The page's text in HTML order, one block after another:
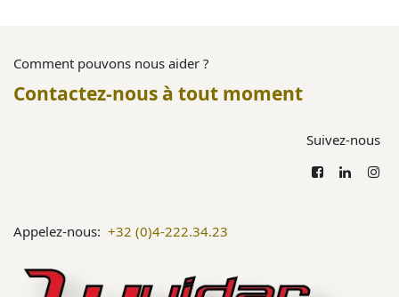
Comment pouvons nous aider ?
Contactez-nous à tout moment
Suivez-nous
Appelez-nous: +32 (0)4-222.34.23